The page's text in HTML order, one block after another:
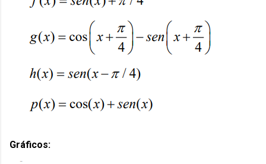
Gráficos: